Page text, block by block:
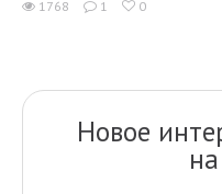
1768 1 0
Новое